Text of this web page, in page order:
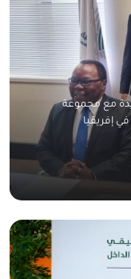
مع مجموعة
إفريقيا